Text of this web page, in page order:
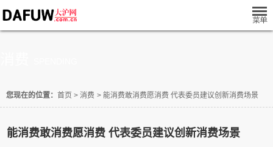
您现在的位置： 首页 > 消费 > 能消费敢消费愿消费 代表委员建议创新消费场景
能消费敢消费愿消费 代表委员建议创新消费场景